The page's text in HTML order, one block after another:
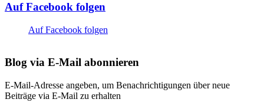
Auf Facebook folgen
Auf Facebook folgen
Blog via E-Mail abonnieren
E-Mail-Adresse angeben, um Benachrichtigungen über neue
Beiträge via E-Mail zu erhalten